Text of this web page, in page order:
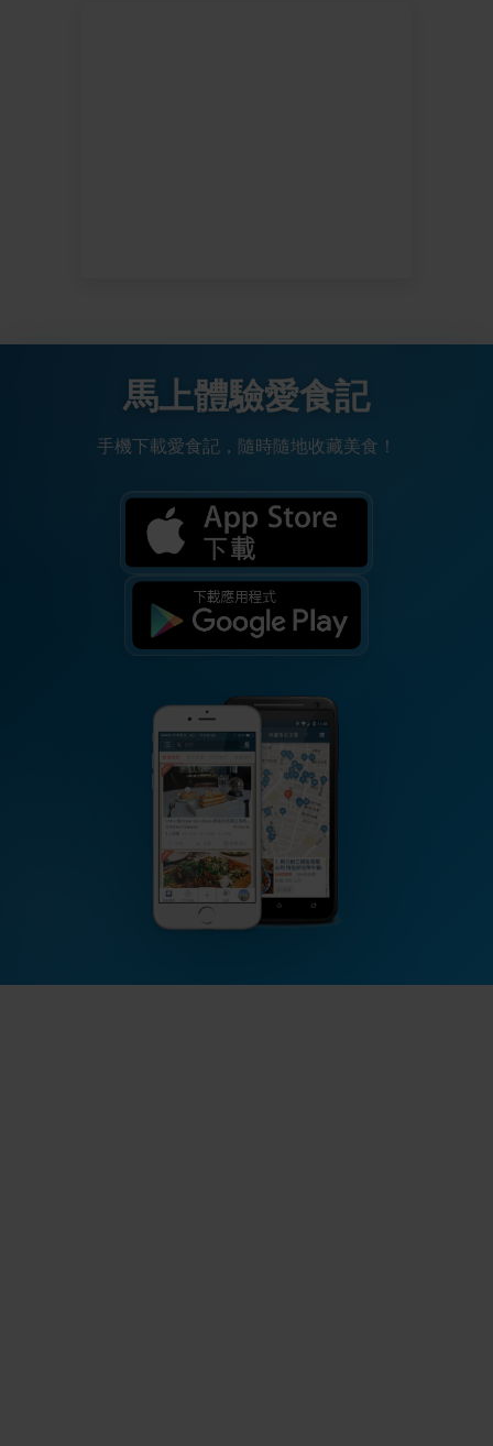
馬上體驗愛食記
手機下載愛食記，隨時隨地收藏美食！